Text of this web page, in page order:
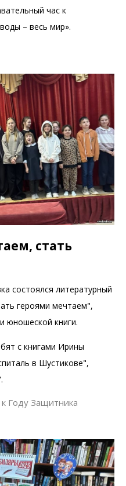
час к
– весь мир».
стать
состоялся литературный
героями мечтаем",
юношеской книги.
с книгами Ирины
в Шустикове",
Году Защитника